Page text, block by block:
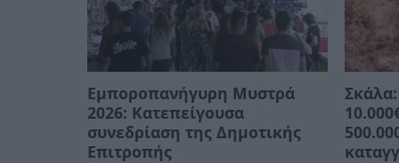
Εμποροπανήγυρη Μυστρά
2026: Κατεπείγουσα
συνεδρίαση της Δημοτικής
Επιτροπής